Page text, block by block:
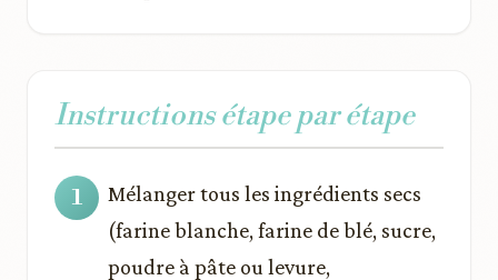
Instructions étape par étape
Mélanger tous les ingrédients secs
(farine blanche, farine de blé, sucre,
poudre à pâte ou levure,